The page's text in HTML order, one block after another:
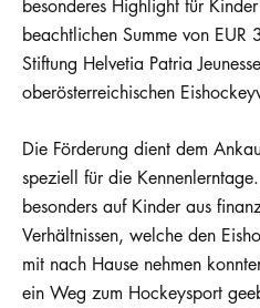
besonderes Highlight für
beachtlichen Summe von EUR
Stiftung Helvetia Patria
oberösterreichischen
Die Förderung dient dem
speziell für die
besonders auf Kinder aus
Verhältnissen, welche den
mit nach Hause nehmen
ein Weg zum Hockeysport